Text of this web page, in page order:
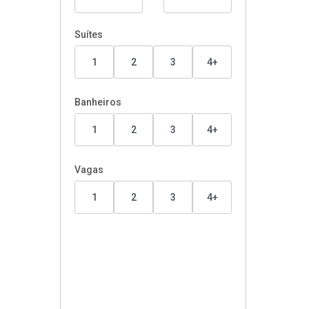
Suítes
1 2 3 4+
Banheiros
1 2 3 4+
Vagas
1 2 3 4+